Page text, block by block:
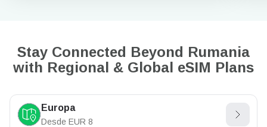
Stay Connected Beyond Rumania
with Regional & Global eSIM Plans
Europa
Desde EUR 8